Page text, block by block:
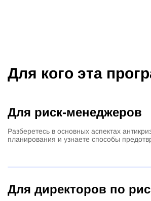
Для кого эта
Для риск-менеджеров
Разберетесь в основных аспектах
планирования и узнаете способы
Для директоров по